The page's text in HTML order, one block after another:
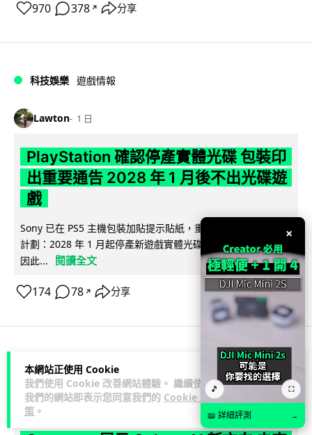
本網站正使用 Cookie
我們使用 Cookie 改善網站體驗。 繼續使用
我們的網站即表示您同意我們的 Cookie 政
策 。
970 378 ↗ 分享
科技娛樂 遊戲情報
Lawton 1 日
PlayStation 確認停產實體光碟 包裝印
出重要通告 2028 年 1 月後不出光碟遊
戲
Sony 已在 PS5 主機包裝加貼提示貼紙，重申官方 7 月已公布
計劃：2028 年 1 月起停產新遊戲實體光碟。分析師預期 PS6
因此...
閱讀全文
174 78 ↗ 分享
人工智能
Vin 1 日
×
🎵 ⛶
📖 詳細評測 →